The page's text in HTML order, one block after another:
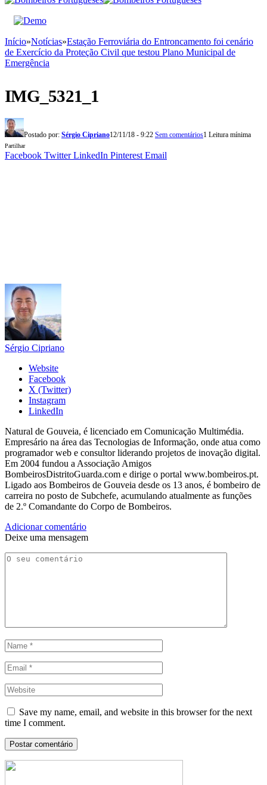
Início»Notícias»Estação Ferroviária do Entroncamento foi cenário
de Exercício da Proteção Civil que testou Plano Municipal de
Emergência
IMG_5321_1
Postado por: Sérgio Cipriano12/11/18 - 9:22 Sem comentários1 Leitura mínima
Partilhar
Facebook Twitter LinkedIn Pinterest Email
Sérgio Cipriano
Website
Facebook
X (Twitter)
Instagram
LinkedIn
Natural de Gouveia, é licenciado em Comunicação Multimédia.
Empresário na área das Tecnologias de Informação, onde atua como
programador web e consultor liderando projetos de inovação digital.
Em 2004 fundou a Associação Amigos
BombeirosDistritoGuarda.com e dirige o portal www.bombeiros.pt.
Ligado aos Bombeiros de Gouveia desde os 13 anos, é bombeiro de
carreira no posto de Subchefe, acumulando atualmente as funções
de 2.º Comandante do Corpo de Bombeiros.
Adicionar comentário
Deixe uma mensagem
Save my name, email, and website in this browser for the next
time I comment.